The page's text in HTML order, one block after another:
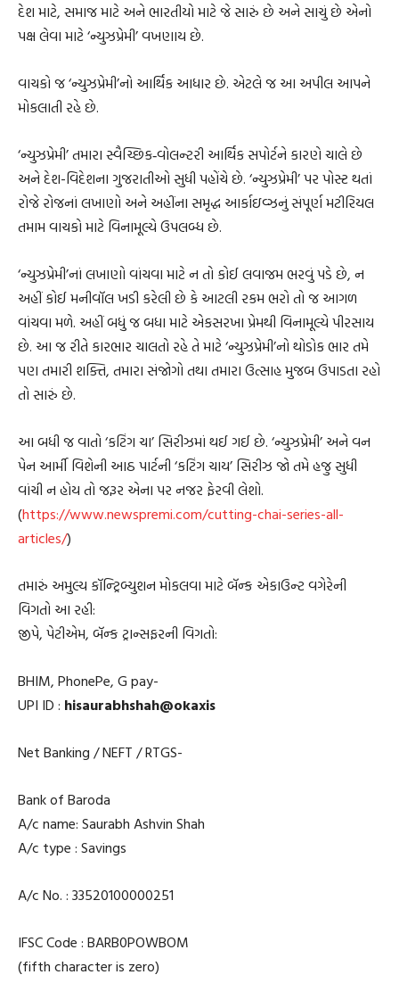
દેશ માટે, સમાજ માટે અને ભારતીયો માટે જે સારું છે અને સાચું છે એનો
પક્ષ લેવા માટે ‘ન્યુઝપ્રેમી’ વખણાય છે.
વાચકો જ ‘ન્યુઝપ્રેમી’નો આર્થિક આધાર છે. એટલે જ આ અપીલ આપને
મોકલાતી રહે છે.
‘ન્યુઝપ્રેમી’ તમારા સ્વૈચ્છિક‐વોલન્ટરી આર્થિક સપોર્ટને કારણે ચાલે છે
અને દેશ-વિદેશના ગુજરાતીઓ સુધી પહોંચે છે. ‘ન્યુઝપ્રેમી’ પર પોસ્ટ થતાં
રોજે રોજનાં લખાણો અને અહીંના સમૃદ્ધ આર્કાઇવ્ઝનું સંપૂર્ણ મટીરિયલ
તમામ વાચકો માટે વિનામૂલ્યે ઉપલબ્ધ છે.
‘ન્યુઝપ્રેમી’નાં લખાણો વાંચવા માટે ન તો કોઈ લવાજમ ભરવું પડે છે, ન
અહીં કોઈ મનીવૉલ ખડી કરેલી છે કે આટલી રકમ ભરો તો જ આગળ
વાંચવા મળે. અહીં બધું જ બધા માટે એકસરખા પ્રેમથી વિનામૂલ્યે પીરસાય
છે. આ જ રીતે કારભાર ચાલતો રહે તે માટે ‘ન્યુઝપ્રેમી’નો થોડોક ભાર તમે
પણ તમારી શક્તિ, તમારા સંજોગો તથા તમારા ઉત્સાહ મુજબ ઉપાડતા રહો
તો સારું છે.
આ બધી જ વાતો ‘કટિંગ ચા’ સિરીઝમાં થઈ ગઈ છે. ‘ન્યુઝપ્રેમી’ અને વન
પેન આર્મી વિશેની આઠ પાર્ટની ‘કટિંગ ચાય’ સિરીઝ જો તમે હજુ સુધી
વાંચી ન હોય તો જરૂર એના પર નજર ફેરવી લેશો.
(https://www.newspremi.com/cutting-chai-series-all-
articles/)
તમારું અમુલ્ય કૉન્ટ્રિબ્યુશન મોકલવા માટે બૅન્ક એકાઉન્ટ વગેરેની
વિગતો આ રહી:
જીપે, પેટીએમ, બૅન્ક ટ્રાન્સફરની વિગતો:
BHIM, PhonePe, G pay-
UPI ID : hisaurabhshah@okaxis
Net Banking / NEFT / RTGS-
Bank of Baroda
A/c name: Saurabh Ashvin Shah
A/c type : Savings
A/c No. : 33520100000251
IFSC Code : BARB0POWBOM
(fifth character is zero)